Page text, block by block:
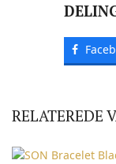
RELATEREDE